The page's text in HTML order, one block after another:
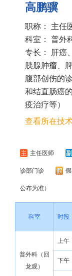
高鹏骥
职称： 主任
科室： 普外
专长： 肝癌
胰腺肿瘤、
腹部创伤的
和结直肠癌
疫治疗等）
查看所在技
主任医师
诊部门诊
公布为准）
科室 时段
普外科（回
龙观）
上午
下午